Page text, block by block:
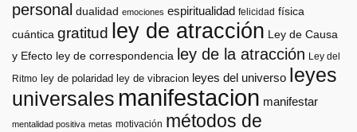
personal dualidad emociones espiritualidad felicidad física
cuántica gratitud ley de atracción Ley de Causa
y Efecto ley de correspondencia ley de la atracción Ley del
Ritmo ley de polaridad ley de vibracion leyes del universo
leyes
universales manifestacion manifestar
mentalidad positiva metas motivación métodos de